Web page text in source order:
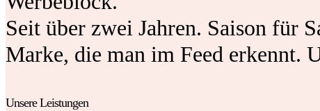
Seit über zwei Jahren. Saison für
Marke, die man im Feed erkennt.
Unsere Leistungen